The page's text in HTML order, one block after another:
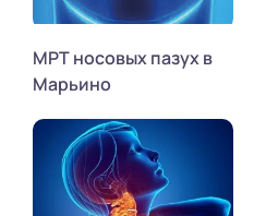
МРТ носовых пазух в
Марьино